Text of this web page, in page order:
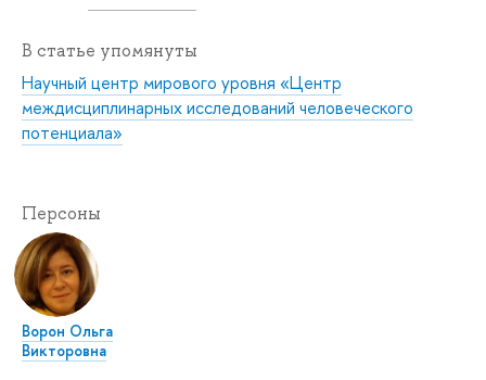
В статье упомянуты
Научный центр мирового уровня «Центр
междисциплинарных исследований человеческого
потенциала»
Персоны
Ворон Ольга
Викторовна